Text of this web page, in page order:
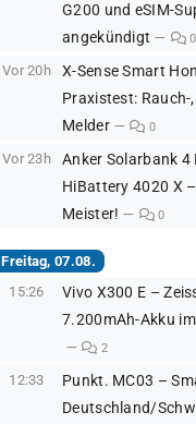
G200 und eSIM-
angekündigt
0
Vor 20h
X-Sense Smart
Praxistest: Rauch-
Melder
0
Vor 23h
Anker Solarbank 4
HiBattery 4020 X
Meister!
0
Freitag, 07.08.
15:26
Vivo X300 E –
7.200mAh-Akku
2
12:33
Punkt. MC03 –
Deutschland/